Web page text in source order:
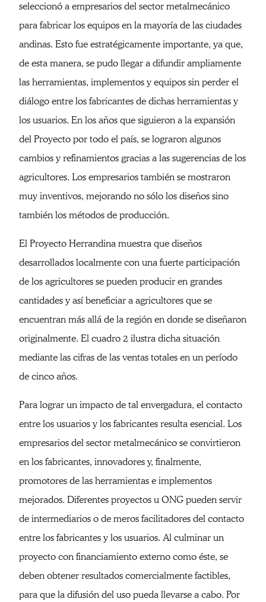
seleccionó a empresarios del sector metalmecánico
para fabricar los equipos en la mayoría de las ciudades
andinas. Esto fue estratégicamente importante, ya que,
de esta manera, se pudo llegar a difundir ampliamente
las herramientas, implementos y equipos sin perder el
diálogo entre los fabricantes de dichas herramientas y
los usuarios. En los años que siguieron a la expansión
del Proyecto por todo el país, se lograron algunos
cambios y refinamientos gracias a las sugerencias de los
agricultores. Los empresarios también se mostraron
muy inventivos, mejorando no sólo los diseños sino
también los métodos de producción.
El Proyecto Herrandina muestra que diseños
desarrollados localmente con una fuerte participación
de los agricultores se pueden producir en grandes
cantidades y así beneficiar a agricultores que se
encuentran más allá de la región en donde se diseñaron
originalmente. El cuadro 2 ilustra dicha situación
mediante las cifras de las ventas totales en un período
de cinco años.
Para lograr un impacto de tal envergadura, el contacto
entre los usuarios y los fabricantes resulta esencial. Los
empresarios del sector metalmecánico se convirtieron
en los fabricantes, innovadores y, finalmente,
promotores de las herramientas e implementos
mejorados. Diferentes proyectos u ONG pueden servir
de intermediarios o de meros facilitadores del contacto
entre los fabricantes y los usuarios. Al culminar un
proyecto con financiamiento externo como éste, se
deben obtener resultados comercialmente factibles,
para que la difusión del uso pueda llevarse a cabo. Por